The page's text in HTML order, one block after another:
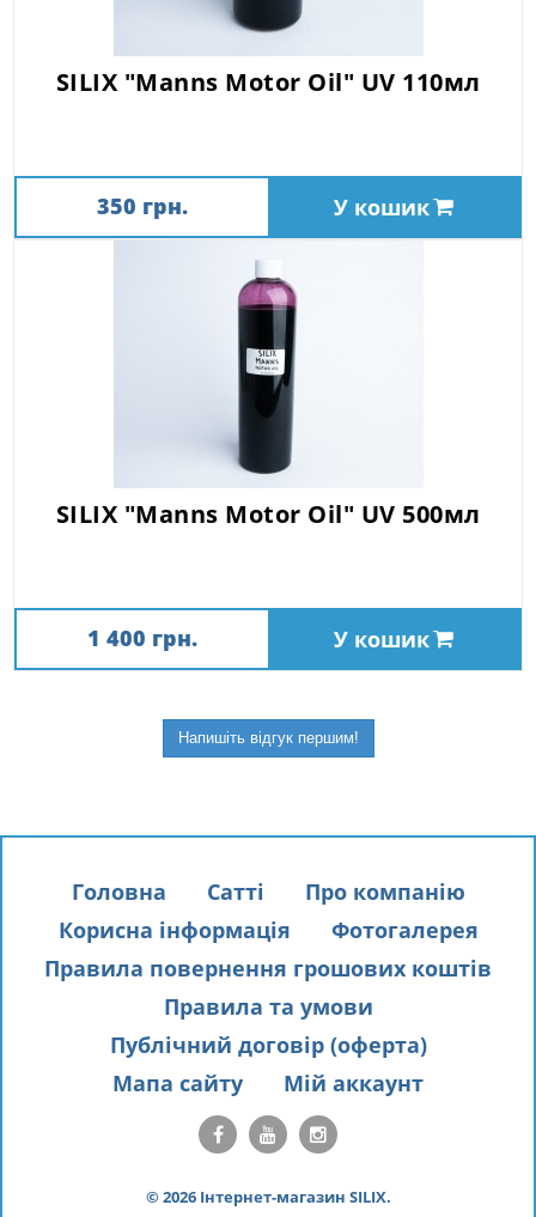
SILIX "Manns Motor Oil" UV 110мл
350 грн. У кошик
SILIX "Manns Motor Oil" UV 500мл
1 400 грн. У кошик
Напишіть відгук першим!
Головна Сатті
Про компанію
Корисна інформація
Фотогалерея
Правила повернення грошових коштів
Правила та умови
Публічний договір (оферта)
Мапа сайту
Мій аккаунт
© 2026 Інтернет-магазин SILIX.